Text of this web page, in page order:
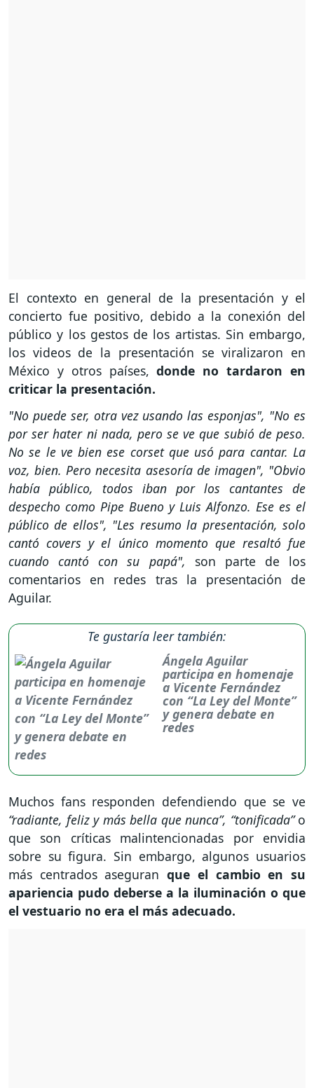
El contexto en general de la presentación y el
concierto fue positivo, debido a la conexión del
público y los gestos de los artistas. Sin embargo,
los videos de la presentación se viralizaron en
México y otros países,donde no tardaron en
criticar la presentación.
"No puede ser, otra vez usando las esponjas", "No es
por ser hater ni nada, pero se ve que subió de peso.
No se le ve bien ese corset que usó para cantar. La
voz, bien. Pero necesita asesoría de imagen", "Obvio
había público, todos iban por los cantantes de
despecho como Pipe Bueno y Luis Alfonzo. Ese es el
público de ellos", "Les resumo la presentación, solo
cantó covers y el único momento que resaltó fue
cuando cantó con su papá", son parte de los
comentarios en redes tras la presentación de
Aguilar.
Te gustaría leer también:
Ángela Aguilar
participa en homenaje
a Vicente Fernández
con “La Ley del Monte”
y genera debate en
redes
Muchos fans responden defendiendo que se ve
“radiante, feliz y más bella que nunca”, “tonificada”o
que son críticas malintencionadas por envidia
sobre su figura. Sin embargo, algunos usuarios
más centrados aseguranque el cambio en su
apariencia pudo deberse a la iluminación o que
el vestuario no era el más adecuado.